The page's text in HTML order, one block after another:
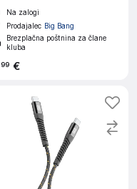
Na zalogi
Prodajalec Big Bang
Brezplačna poštnina za člane
kluba
99 €